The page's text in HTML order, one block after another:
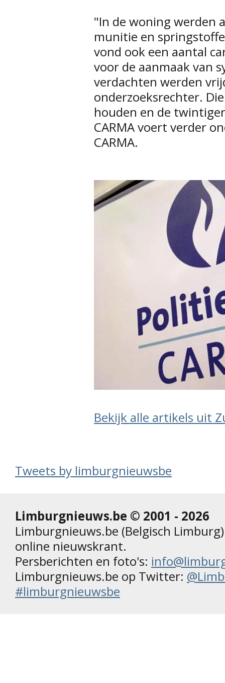
"In de woning werden
munitie en
vond ook een aantal
voor de aanmaak van
verdachten werden
onderzoeksrechter.
houden en de
CARMA voert verder
CARMA.
Bekijk alle artikels uit
Tweets by limburgnieuwsbe
Limburgnieuws.be © 2001 - 2026
Limburgnieuws.be (Belgisch
online nieuwskrant.
Persberichten en foto's:
Limburgnieuws.be op Twitter:
#limburgnieuwsbe